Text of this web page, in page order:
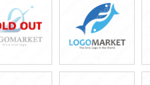
59,800円
(税込65,780円)
49,800円
(税込54,780円)